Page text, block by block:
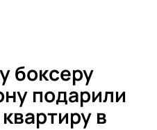
боксеру
подарили
в